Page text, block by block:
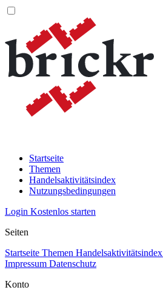
Startseite
Themen
Handelsaktivitätsindex
Nutzungsbedingungen
Login Kostenlos starten
Seiten
Startseite Themen Handelsaktivitätsindex
Impressum Datenschutz
Konto